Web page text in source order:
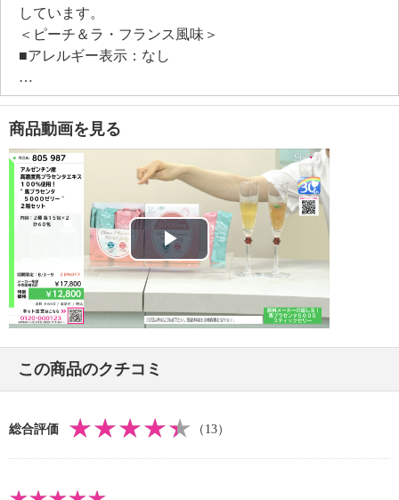
しています。
＜ピーチ＆ラ・フランス風味＞
■アレルギー表示：なし
■コンタミネーション注意喚起表示：なし
＜エルダーベリー＆レモン風味＞
■アレルギー表示：なし
■コンタミネーション注意喚起表示：なし
＜馬プラセンタ５０００ゼリー６００ｇ（２０ｇ×３
０包）＞
・６００ｇ（２０ｇ×３０包）
［ピーチ＆ラ・フランス風味１５包、エルダーベリ
ー＆レモン風味１５包］
【期限表示】
【同梱書類】
商品動画を見る
Play
Video
この商品のクチコミ
総合評価 （13）